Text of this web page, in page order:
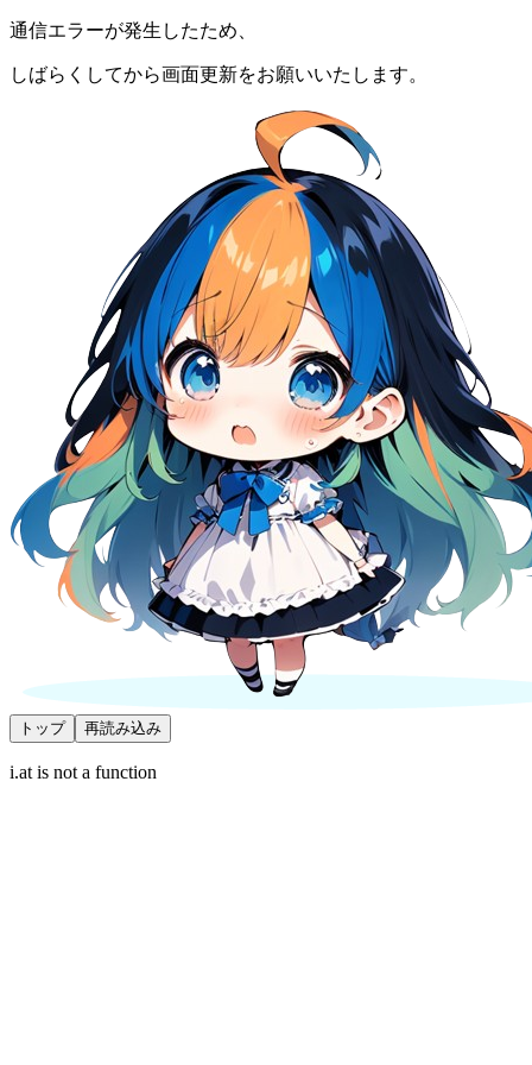
通信エラーが発生したため、
しばらくしてから画面更新をお願いいたします。
トップ 再読み込み
i.at is not a function